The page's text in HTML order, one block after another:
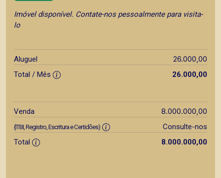
Imóvel disponível. Contate-nos pessoalmente para visita-
lo
Aluguel 26.000,00
Total / Mês 26.000,00
Venda 8.000.000,00
(ITBI, Registro, Escritura e Certidões)
Consulte-nos
Total
8.000.000,00